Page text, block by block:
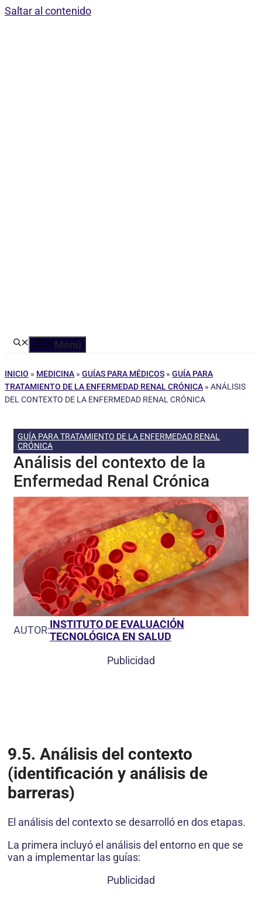
Saltar al contenido
Menú
INICIO » MEDICINA » GUÍAS PARA MÉDICOS » GUÍA PARA
TRATAMIENTO DE LA ENFERMEDAD RENAL CRÓNICA » ANÁLISIS
DEL CONTEXTO DE LA ENFERMEDAD RENAL CRÓNICA
GUÍA PARA TRATAMIENTO DE LA ENFERMEDAD RENAL
CRÓNICA
Análisis del contexto de la
Enfermedad Renal Crónica
AUTOR:INSTITUTO DE EVALUACIÓN
TECNOLÓGICA EN SALUD
Publicidad
9.5. Análisis del contexto
(identificación y análisis de
barreras)
El análisis del contexto se desarrolló en dos etapas.
La primera incluyó el análisis del entorno en que se
van a implementar las guías:
Publicidad